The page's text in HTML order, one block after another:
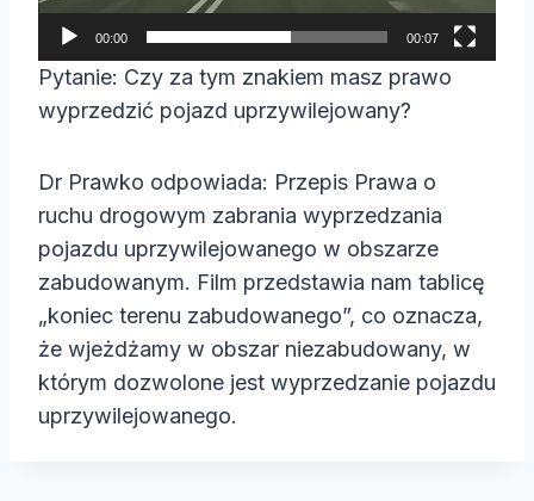
z
c
z
i
d
e
o
00:00 00:07
Pytanie: Czy za tym znakiem masz prawo
wyprzedzić pojazd uprzywilejowany?
Dr Prawko odpowiada: Przepis Prawa o
ruchu drogowym zabrania wyprzedzania
pojazdu uprzywilejowanego w obszarze
zabudowanym. Film przedstawia nam tablicę
„koniec terenu zabudowanego”, co oznacza,
że wjeżdżamy w obszar niezabudowany, w
którym dozwolone jest wyprzedzanie pojazdu
uprzywilejowanego.